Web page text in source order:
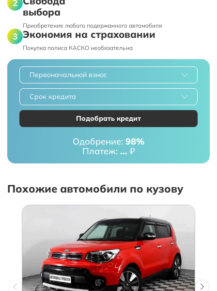
выбора
Приобретение любого подержанного автомобиля
Экономия на страховании
Покупка полиса КАСКО необязательна
Первоначальной взнос
Срок кредита
Подобрать кредит
Одобрение: 98%
Платеж: ... ₽
Похожие автомобили по кузову